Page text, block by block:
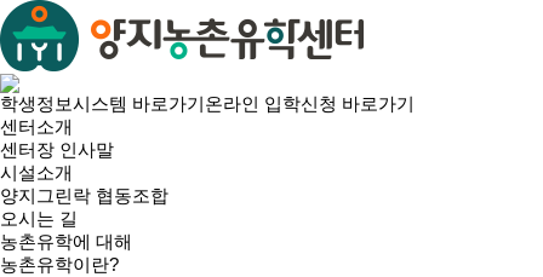
학생정보시스템 바로가기온라인 입학신청 바로가기
센터소개
센터장 인사말
시설소개
양지그린락 협동조합
오시는 길
농촌유학에 대해
농촌유학이란?